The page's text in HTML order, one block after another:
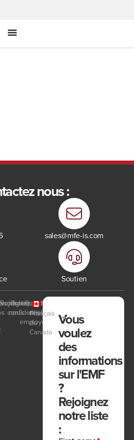
nous :
sales@mfe-is.com
Soutien
Rejoignez-
nous
Politique de
confidentialité
Portail
des
employés
Français
du
Canada
Vous
voulez
des
informations
sur l'EMF
?
Rejoignez
notre liste
: